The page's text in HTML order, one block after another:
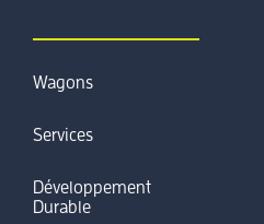
Wagons
Services
Développement
Durable